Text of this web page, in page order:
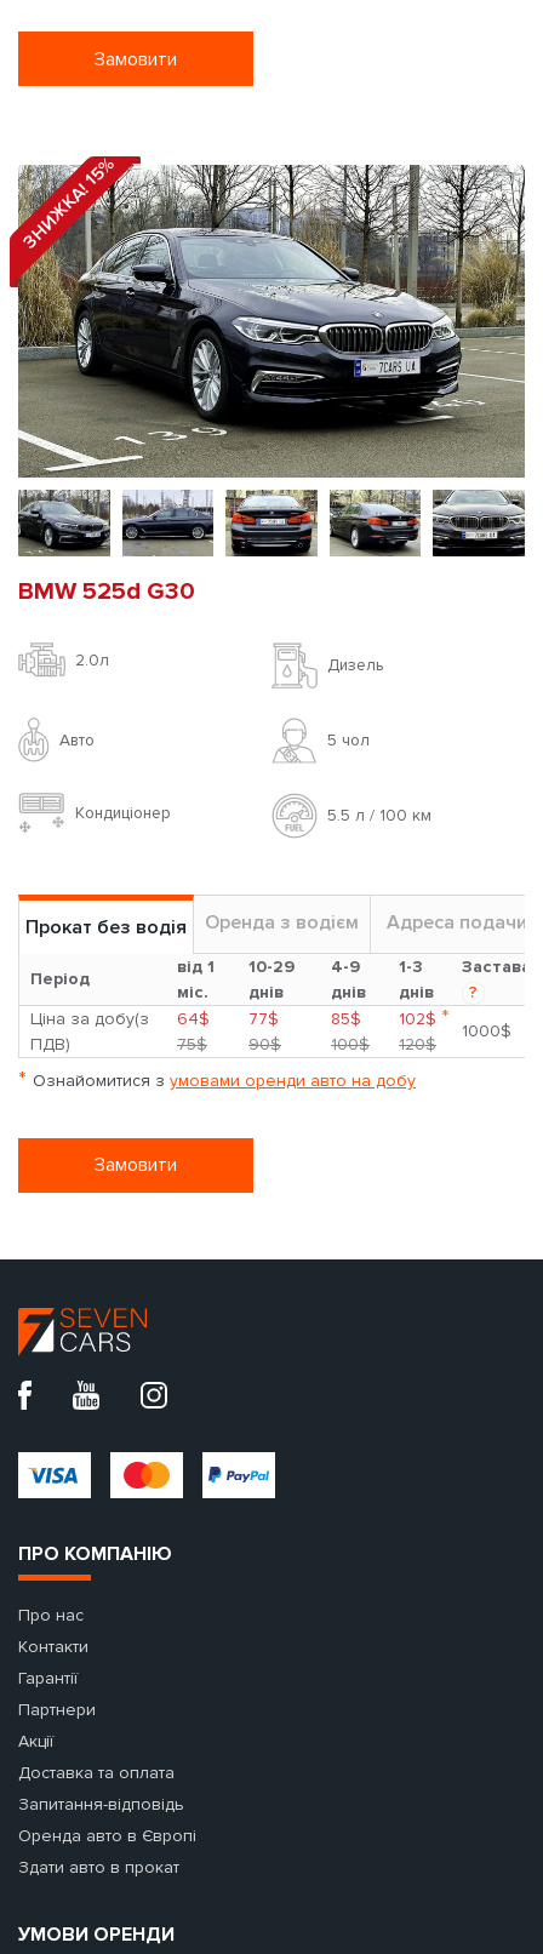
Замовити
ЗНИЖКА! 15%
BMW 525d G30
2.0л Дизель
Авто 5 чoл
Кондиціонер 5.5 л / 100 км
Прокат без водія Оренда з водієм Адреса подачи
Період
від 1
міс.
10-29
днів
4-9
днів
1-3
днів
Застава
?
Ціна за добу(з
ПДВ)
64$
75$
77$
90$
85$
100$
102$ *
120$
1000$
* Ознайомитися з умовами оренди авто на добу
Замовити
ПРО КОМПАНІЮ
Про нас
Контакти
Гарантії
Партнери
Акції
Доставка та оплата
Запитання-відповідь
Оренда авто в Європі
Здати авто в прокат
УМОВИ ОРЕНДИ